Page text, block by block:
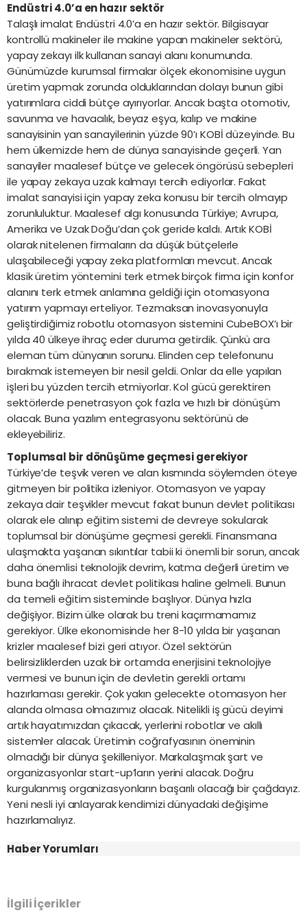
Endüstri 4.0’a en hazır sektör
Talaşlı imalat Endüstri 4.0’a en hazır sektör. Bilgisayar
kontrollü makineler ile makine yapan makineler sektörü,
yapay zekayı ilk kullanan sanayi alanı konumunda.
Günümüzde kurumsal firmalar ölçek ekonomisine uygun
üretim yapmak zorunda olduklarından dolayı bunun gibi
yatırımlara ciddi bütçe ayırıyorlar. Ancak başta otomotiv,
savunma ve havacılık, beyaz eşya, kalıp ve makine
sanayisinin yan sanayilerinin yüzde 90’ı KOBİ düzeyinde. Bu
hem ülkemizde hem de dünya sanayisinde geçerli. Yan
sanayiler maalesef bütçe ve gelecek öngörüsü sebepleri
ile yapay zekaya uzak kalmayı tercih ediyorlar. Fakat
imalat sanayisi için yapay zeka konusu bir tercih olmayıp
zorunluluktur. Maalesef algı konusunda Türkiye; Avrupa,
Amerika ve Uzak Doğu’dan çok geride kaldı. Artık KOBİ
olarak nitelenen firmaların da düşük bütçelerle
ulaşabileceği yapay zeka platformları mevcut. Ancak
klasik üretim yöntemini terk etmek birçok firma için konfor
alanını terk etmek anlamına geldiği için otomasyona
yatırım yapmayı erteliyor. Tezmaksan inovasyonuyla
geliştirdiğimiz robotlu otomasyon sistemini CubeBOX’ı bir
yılda 40 ülkeye ihraç eder duruma getirdik. Çünkü ara
eleman tüm dünyanın sorunu. Elinden cep telefonunu
bırakmak istemeyen bir nesil geldi. Onlar da elle yapılan
işleri bu yüzden tercih etmiyorlar. Kol gücü gerektiren
sektörlerde penetrasyon çok fazla ve hızlı bir dönüşüm
olacak. Buna yazılım entegrasyonu sektörünü de
ekleyebiliriz.
Toplumsal bir dönüşüme geçmesi gerekiyor
Türkiye’de teşvik veren ve alan kısmında söylemden öteye
gitmeyen bir politika izleniyor. Otomasyon ve yapay
zekaya dair teşvikler mevcut fakat bunun devlet politikası
olarak ele alınıp eğitim sistemi de devreye sokularak
toplumsal bir dönüşüme geçmesi gerekli. Finansmana
ulaşmakta yaşanan sıkıntılar tabii ki önemli bir sorun, ancak
daha önemlisi teknolojik devrim, katma değerli üretim ve
buna bağlı ihracat devlet politikası haline gelmeli. Bunun
da temeli eğitim sisteminde başlıyor. Dünya hızla
değişiyor. Bizim ülke olarak bu treni kaçırmamamız
gerekiyor. Ülke ekonomisinde her 8-10 yılda bir yaşanan
krizler maalesef bizi geri atıyor. Özel sektörün
belirsizliklerden uzak bir ortamda enerjisini teknolojiye
vermesi ve bunun için de devletin gerekli ortamı
hazırlaması gerekir. Çok yakın gelecekte otomasyon her
alanda olmasa olmazımız olacak. Nitelikli iş gücü deyimi
artık hayatımızdan çıkacak, yerlerini robotlar ve akıllı
sistemler alacak. Üretimin coğrafyasının öneminin
olmadığı bir dünya şekilleniyor. Markalaşmak şart ve
organizasyonlar start-up’ların yerini alacak. Doğru
kurgulanmış organizasyonların başarılı olacağı bir çağdayız.
Yeni nesli iyi anlayarak kendimizi dünyadaki değişime
hazırlamalıyız.
Haber Yorumları
İlgili İçerikler